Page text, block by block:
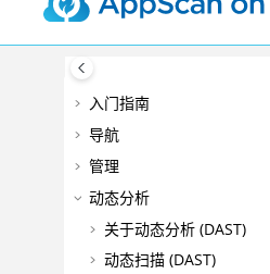
入门指南
导航
管理
动态分析
关于动态分析 (DAST)
动态扫描 (DAST)